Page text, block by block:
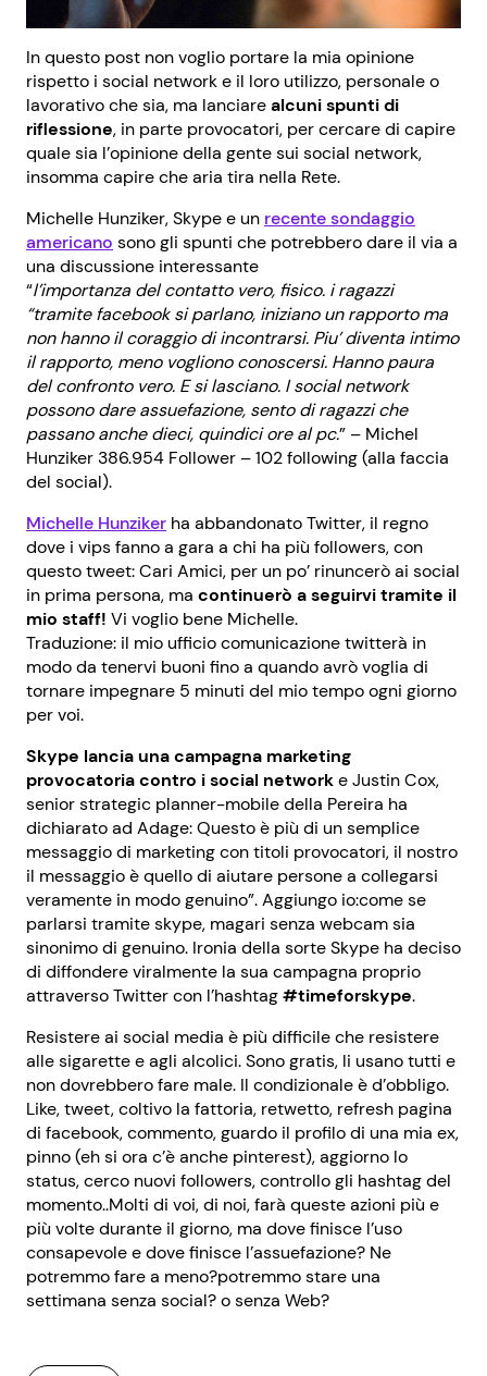
In questo post non voglio portare la mia opinione
rispetto i social network e il loro utilizzo, personale o
lavorativo che sia, ma lanciarealcuni spunti di
riflessione, in parte provocatori, per cercare di capire
quale sia l’opinione della gente sui social network,
insomma capire che aria tira nella Rete.
Michelle Hunziker, Skype e un recente sondaggio
americano sono gli spunti che potrebbero dare il via a
una discussione interessante
“l’importanza del contatto vero, fisico. i ragazzi
“tramite facebook si parlano, iniziano un rapporto ma
non hanno il coraggio di incontrarsi. Piu’ diventa intimo
il rapporto, meno vogliono conoscersi. Hanno paura
del confronto vero. E si lasciano. I social network
possono dare assuefazione, sento di ragazzi che
passano anche dieci, quindici ore al pc.” – Michel
Hunziker 386.954 Follower – 102 following (alla faccia
del social).
Michelle Hunziker ha abbandonato Twitter, il regno
dove i vips fanno a gara a chi ha più followers, con
questo tweet: Cari Amici, per un po’ rinuncerò ai social
in prima persona, ma continuerò a seguirvi tramite il
mio staff! Vi voglio bene Michelle.
Traduzione: il mio ufficio comunicazione twitterà in
modo da tenervi buoni fino a quando avrò voglia di
tornare impegnare 5 minuti del mio tempo ogni giorno
per voi.
Skype lancia una campagna marketing
provocatoria contro i social networke Justin Cox,
senior strategic planner-mobile della Pereira ha
dichiarato ad Adage: Questo è più di un semplice
messaggio di marketing con titoli provocatori, il nostro
il messaggio è quello di aiutare persone a collegarsi
veramente in modo genuino”. Aggiungo io:come se
parlarsi tramite skype, magari senza webcam sia
sinonimo di genuino. Ironia della sorte Skype ha deciso
di diffondere viralmente la sua campagna proprio
attraverso Twitter con l’hashtag#timeforskype.
Resistere ai social media è più difficile che resistere
alle sigarette e agli alcolici. Sono gratis, li usano tutti e
non dovrebbero fare male. Il condizionale è d’obbligo.
Like, tweet, coltivo la fattoria, retwetto, refresh pagina
di facebook, commento, guardo il profilo di una mia ex,
pinno (eh si ora c’è anche pinterest), aggiorno lo
status, cerco nuovi followers, controllo gli hashtag del
momento..Molti di voi, di noi, farà queste azioni più e
più volte durante il giorno, ma dove finisce l’uso
consapevole e dove finisce l’assuefazione? Ne
potremmo fare a meno?potremmo stare una
settimana senza social? o senza Web?